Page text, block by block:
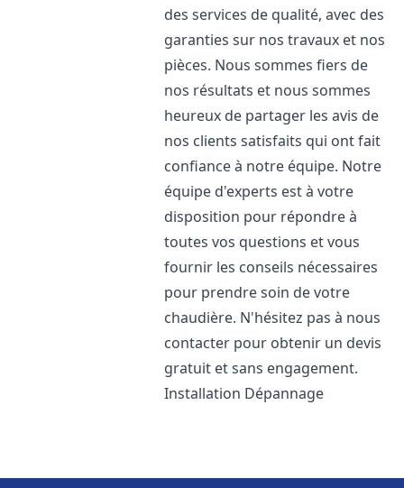
des services de qualité, avec des
garanties sur nos travaux et nos
pièces. Nous sommes fiers de
nos résultats et nous sommes
heureux de partager les avis de
nos clients satisfaits qui ont fait
confiance à notre équipe. Notre
équipe d'experts est à votre
disposition pour répondre à
toutes vos questions et vous
fournir les conseils nécessaires
pour prendre soin de votre
chaudière. N'hésitez pas à nous
contacter pour obtenir un devis
gratuit et sans engagement.
Installation Dépannage